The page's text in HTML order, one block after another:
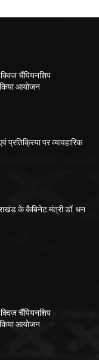
चैंपियनशिप
आयोजन
प्रतिक्रिया पर व्यावहारिक
के कैबिनेट मंत्री डॉ. धन
चैंपियनशिप
आयोजन